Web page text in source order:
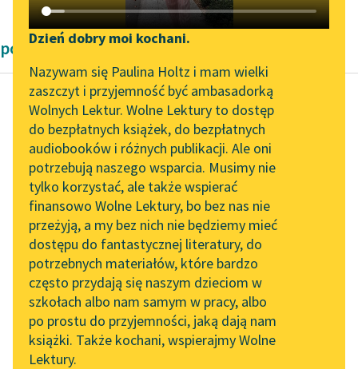
Katalog DAISY
Podkasty o książkach
Zgłoś brak utworu
Aktualności
„Prokurator Alicja Horn”
do słuchania
Byliśmy częścią AI Impact
Lab
Zapraszamy na spotkanie
online z tłumaczkami
literatury skandynawskiej
Spotkanie z Katarzyną
Tunkiel w Oslo
102. lata temu zmarł
Joseph Conrad
Narzędzia
Mapa Wolnych Lektur
Leśmianator
Przewodnik dla piszących i
czytających
API
OAI-PMH
Widget Wolnych Lektur
Przypisy
Dzień dobry moi kochani.
Nazywam się Paulina Holtz i mam wielki
zaszczyt i przyjemność być ambasadorką
Wolnych Lektur. Wolne Lektury to dostęp
do bezpłatnych książek, do bezpłatnych
audiobooków i różnych publikacji. Ale oni
potrzebują naszego wsparcia. Musimy nie
tylko korzystać, ale także wspierać
finansowo Wolne Lektury, bo bez nas nie
przeżyją, a my bez nich nie będziemy mieć
dostępu do fantastycznej literatury, do
potrzebnych materiałów, które bardzo
często przydają się naszym dzieciom w
szkołach albo nam samym w pracy, albo
po prostu do przyjemności, jaką dają nam
książki. Także kochani, wspierajmy Wolne
Lektury.
powieści fantastyczne
Karel Čapek
Fabryka Absolutu
Bowiem zważcie, iż
kronikarz sam się wam
przyznaje, że nie stać
go na to, aby...
Czytaj więcej